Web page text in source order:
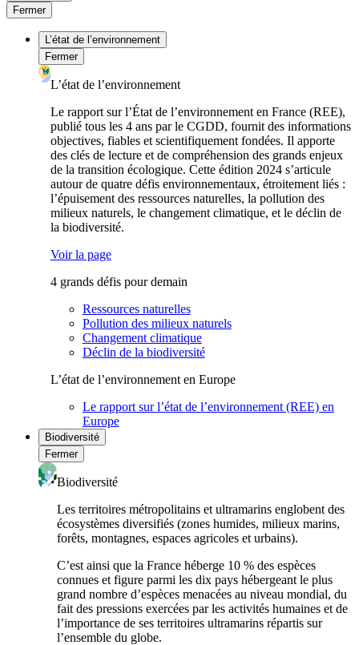
Fermer
L’état de l’environnement
Fermer
L’état de l’environnement
Le rapport sur l’État de l’environnement en France (REE),
publié tous les 4 ans par le CGDD, fournit des informations
objectives, fiables et scientifiquement fondées. Il apporte
des clés de lecture et de compréhension des grands enjeux
de la transition écologique. Cette édition 2024 s’articule
autour de quatre défis environnementaux, étroitement liés :
l’épuisement des ressources naturelles, la pollution des
milieux naturels, le changement climatique, et le déclin de
la biodiversité.
Voir la page
4 grands défis pour demain
Ressources naturelles
Pollution des milieux naturels
Changement climatique
Déclin de la biodiversité
L’état de l’environnement en Europe
Le rapport sur l’état de l’environnement (REE) en
Europe
Biodiversité
Fermer
Biodiversité
Les territoires métropolitains et ultramarins englobent des
écosystèmes diversifiés (zones humides, milieux marins,
forêts, montagnes, espaces agricoles et urbains).
C’est ainsi que la France héberge 10 % des espèces
connues et figure parmi les dix pays hébergeant le plus
grand nombre d’espèces menacées au niveau mondial, du
fait des pressions exercées par les activités humaines et de
l’importance de ses territoires ultramarins répartis sur
l’ensemble du globe.